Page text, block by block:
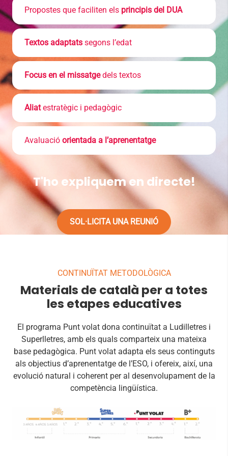
Propostes que faciliten els principis del DUA
Textos adaptats segons l’edat
Focus en el missatgedels textos
Aliatestratègic i pedagògic
Avaluació orientada a l’aprenentatge
T'ho expliquem en directe!
SOL·LICITA UNA REUNIÓ
CONTINUÏTAT METODOLÒGICA
Materials de català per a totes
les etapes educatives
El programa Punt volat dona continuïtat a Ludilletres i
Superlletres, amb els quals comparteix una mateixa
base pedagògica. Punt volat adapta els seus continguts
als objectius d’aprenentatge de l’ESO, i ofereix, així, una
evolució natural i coherent per al desenvolupament de la
competència lingüística.